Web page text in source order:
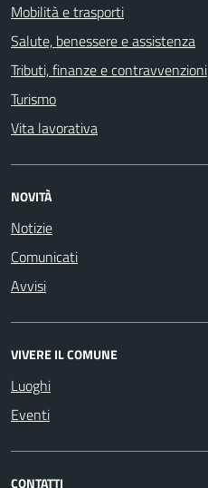
Mobilità e trasporti
Salute, benessere e assistenza
Tributi, finanze e contravvenzioni
Turismo
Vita lavorativa
NOVITÀ
Notizie
Comunicati
Avvisi
VIVERE IL COMUNE
Luoghi
Eventi
CONTATTI